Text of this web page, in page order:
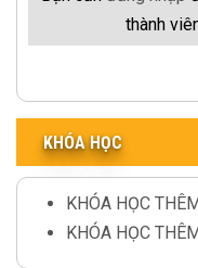
thành
KHÓA HỌC
KHÓA HỌC
KHÓA HỌC